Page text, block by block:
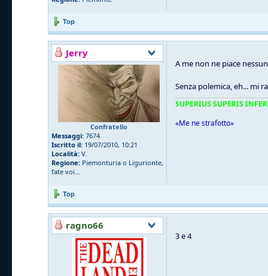
Top
Jerry
Confratello
Messaggi: 7674
Iscritto il: 19/07/2010, 10:21
Località: V.
Regione: Piemonturia o Ligurionte,
fate voi...
A me non ne piace
Senza polemica, eh... mi
SUPERIUS SUPERIS
«Me ne strafotto»
Top
ragno66
3 e 4